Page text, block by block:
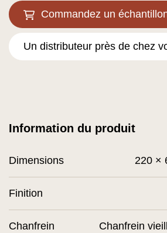
Commandez un
Un distributeur près de chez
Information du produit
Dimensions 220 ×
Finition
Chanfrein Chanfrein